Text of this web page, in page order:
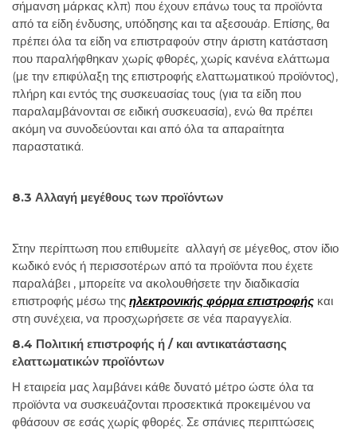
σήμανση μάρκας κλπ) που έχουν επάνω τους τα προϊόντα
από τα είδη ένδυσης, υπόδησης και τα αξεσουάρ. Επίσης, θα
πρέπει όλα τα είδη να επιστραφούν στην άριστη κατάσταση
που παραλήφθηκαν χωρίς φθορές, χωρίς κανένα ελάττωμα
(με την επιφύλαξη της επιστροφής ελαττωματικού προϊόντος),
πλήρη και εντός της συσκευασίας τους (για τα είδη που
παραλαμβάνονται σε ειδική συσκευασία), ενώ θα πρέπει
ακόμη να συνοδεύονται και από όλα τα απαραίτητα
παραστατικά.
8.3 Αλλαγή μεγέθους των προϊόντων
Στην περίπτωση που επιθυμείτε αλλαγή σε μέγεθος, στον ίδιο
κωδικό ενός ή περισσοτέρων από τα προϊόντα που έχετε
παραλάβει , μπορείτε να ακολουθήσετε την διαδικασία
επιστροφής μέσω της ηλεκτρονικής φόρμα επιστροφής και
στη συνέχεια, να προσχωρήσετε σε νέα παραγγελία.
8.4 Πολιτική επιστροφής ή / και αντικατάστασης
ελαττωματικών προϊόντων
Η εταιρεία μας λαμβάνει κάθε δυνατό μέτρο ώστε όλα τα
προϊόντα να συσκευάζονται προσεκτικά προκειμένου να
φθάσουν σε εσάς χωρίς φθορές. Σε σπάνιες περιπτώσεις